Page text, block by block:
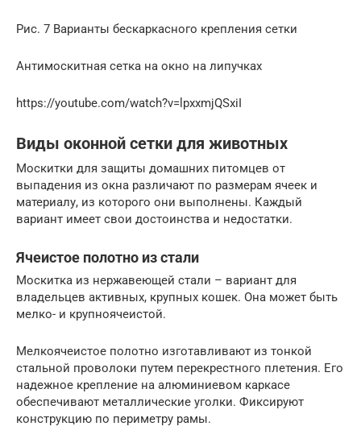
Рис. 7 Варианты бескаркасного крепления сетки
Антимоскитная сетка на окно на липучках
https://youtube.com/watch?v=lpxxmjQSxiI
Виды оконной сетки для животных
Москитки для защиты домашних питомцев от
выпадения из окна различают по размерам ячеек и
материалу, из которого они выполнены. Каждый
вариант имеет свои достоинства и недостатки.
Ячеистое полотно из стали
Москитка из нержавеющей стали – вариант для
владельцев активных, крупных кошек. Она может быть
мелко- и крупноячеистой.
Мелкоячеистое полотно изготавливают из тонкой
стальной проволоки путем перекрестного плетения. Его
надежное крепление на алюминиевом каркасе
обеспечивают металлические уголки. Фиксируют
конструкцию по периметру рамы.